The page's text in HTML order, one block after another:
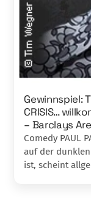
Gewinnspiel:
CRISIS…
– Barclays
Comedy PAUL
auf der
ist, scheint